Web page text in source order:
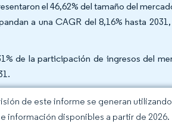
el 46,62% del tamaño del
a una CAGR del 8,16% hasta
de la participación de ingresos del
de este informe se generan
información disponibles a partir de 2026.